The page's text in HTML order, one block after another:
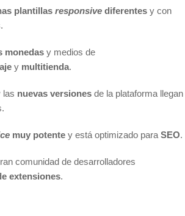
plantillas responsive diferentes y con
monedas y medios de
y multitienda.
las nuevas versiones de la plataforma llegan
muy potente y está optimizado para SEO.
comunidad de desarrolladores
extensiones.